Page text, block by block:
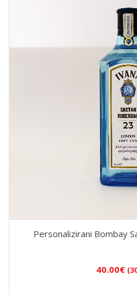
Personalizirani Bombay
40.00€